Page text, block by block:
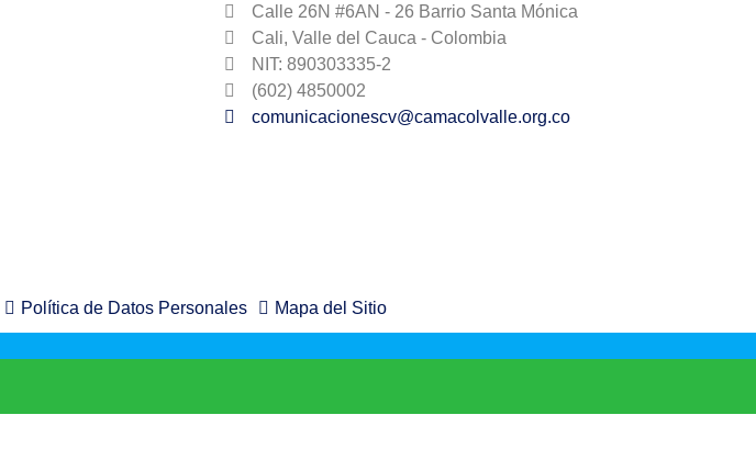
Calle 26N #6AN - 26 Barrio Santa Mónica
Cali, Valle del Cauca - Colombia
NIT: 890303335-2
(602) 4850002
comunicacionescv@camacolvalle.org.co
Política de Datos Personales
Mapa del Sitio